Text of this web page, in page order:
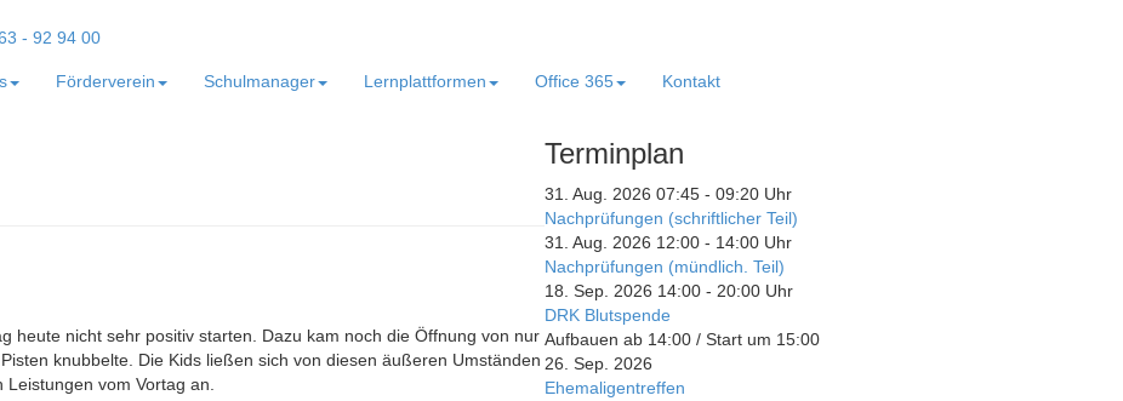
Förderverein Schulmanager Lernplattformen Office 365 Kontakt
heute nicht sehr positiv starten. Dazu kam noch die Öffnung von nur
knubbelte. Die Kids ließen sich von diesen äußeren Umständen
vom Vortag an.
Terminplan
31. Aug. 2026 07:45 - 09:20 Uhr
Nachprüfungen (schriftlicher Teil)
31. Aug. 2026 12:00 - 14:00 Uhr
Nachprüfungen (mündlich. Teil)
18. Sep. 2026 14:00 - 20:00 Uhr
DRK Blutspende
Aufbauen ab 14:00 / Start um 15:00
26. Sep. 2026
Ehemaligentreffen